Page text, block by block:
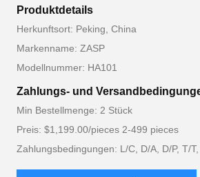
Produktdetails
Herkunftsort: Peking, China
Markenname: ZASP
Modellnummer: HA101
Zahlungs- und
Min Bestellmenge: 2 Stück
Preis: $1,199.00/pieces 2-499 pieces
Zahlungsbedingungen: L/C, D/A, D/P, T/T,